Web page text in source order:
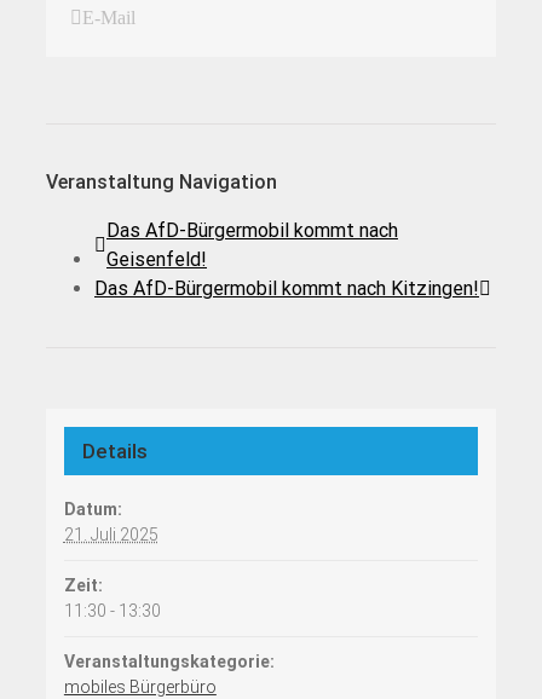
E-Mail
Veranstaltung Navigation
Das AfD-Bürgermobil kommt nach
Geisenfeld!
Das AfD-Bürgermobil kommt nach Kitzingen!
Details
Datum:
21. Juli 2025
Zeit:
11:30 - 13:30
Veranstaltungskategorie:
mobiles Bürgerbüro